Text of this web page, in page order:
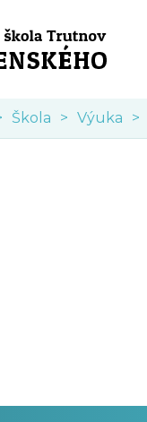
Škola Výuka